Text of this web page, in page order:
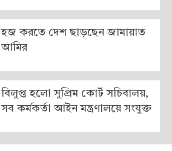
হজ করতে দেশ ছাড়ছেন জামায়াত
আমির
বিলুপ্ত হলো সুপ্রিম কোর্ট সচিবালয়,
সব কর্মকর্তা আইন মন্ত্রণালয়ে সংযুক্ত